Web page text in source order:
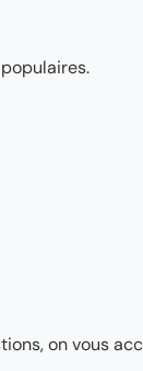
on vous